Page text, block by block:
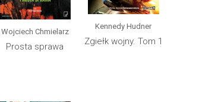
Wojciech Chmielarz
Prosta sprawa
Kennedy Hudner
Zgiełk wojny. Tom 1